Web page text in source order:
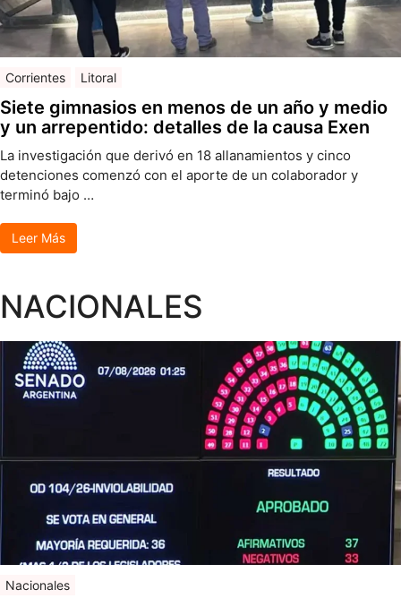
Corrientes Litoral
Siete gimnasios en menos de un año y medio
y un arrepentido: detalles de la causa Exen
La investigación que derivó en 18 allanamientos y cinco
detenciones comenzó con el aporte de un colaborador y
terminó bajo …
Leer Más
NACIONALES
Nacionales